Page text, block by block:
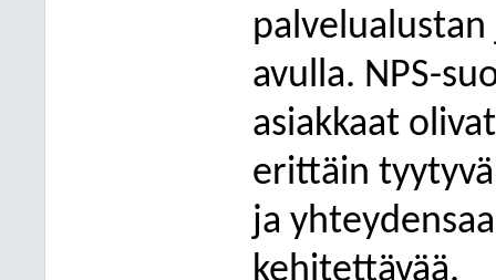
avulla. NPS-
asiakkaat
erittäin
ja
kehitettävää.